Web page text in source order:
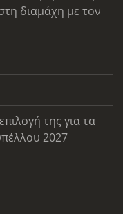
διαμάχη με τον
της για τα
2027